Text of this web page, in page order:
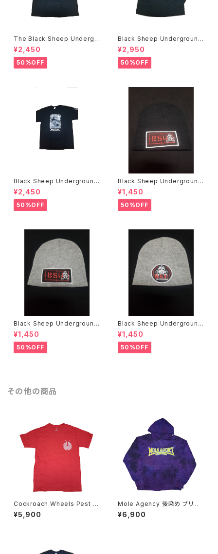
The Black Sheep Undergr
ound Bobby Brown アートT
シャツ
¥2,450
50%OFF
Black Sheep Underground
NOW WE FIGHT BACK L/S
Tシャツ
¥2,950
50%OFF
Black Sheep Underground
¥2,450
50%OFF
Black Sheep Underground
ニットキャップ
¥1,450
50%OFF
Black Sheep Underground
ニットキャップ
¥1,450
50%OFF
Black Sheep Underground
ニットキャップ
¥1,450
50%OFF
その他の商品
Cockroach Wheels Pest T
シャツ スケートボード
¥5,900
Mole Agency 後染め ブリー
チ パーカー
¥6,900